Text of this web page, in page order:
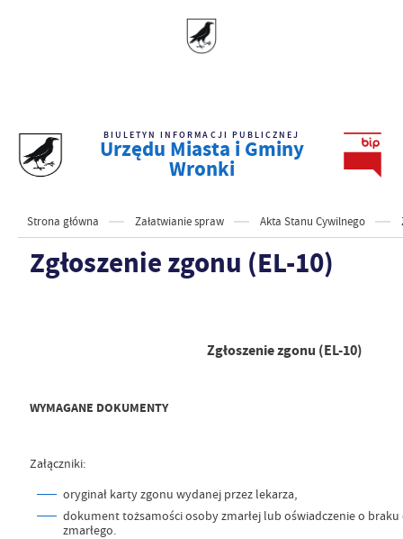
BIULETYN INFORMACJI PUBLICZNEJ
Urzędu Miasta i Gminy
Wronki
Strona główna Załatwianie spraw Akta Stanu Cywilnego
Zgłoszenie zgonu (EL-10)
Zgłoszenie zgonu (EL-10)
WYMAGANE DOKUMENTY
Załączniki:
oryginał karty zgonu wydanej przez lekarza,
dokument tożsamości osoby zmarłej lub oświadczenie o
zmarłego.